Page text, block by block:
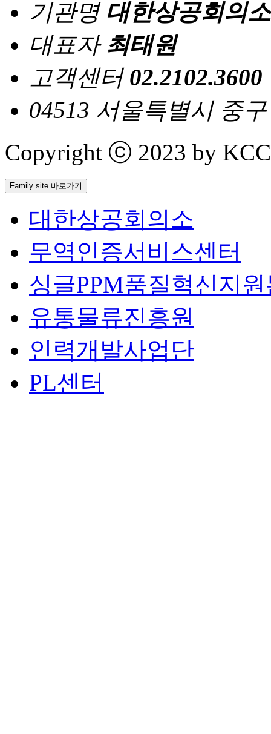
기관명 대한상공회의소
대표자 최태원
고객센터 02.2102.3600
04513 서울특별시 중
Copyright ⓒ 2023 by
Family site 바로가기
대한상공회의소
무역인증서비스센터
싱글PPM품질혁신지
유통물류진흥원
인력개발사업단
PL센터